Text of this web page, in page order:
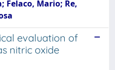
Felaco, Mario; Re,
evaluation of
nitric oxide